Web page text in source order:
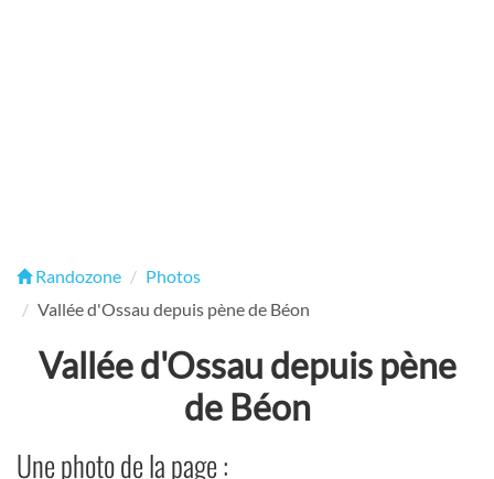
Randozone
Photos
Vallée d'Ossau depuis pène de Béon
Vallée d'Ossau depuis pène
de Béon
Une photo de la page :